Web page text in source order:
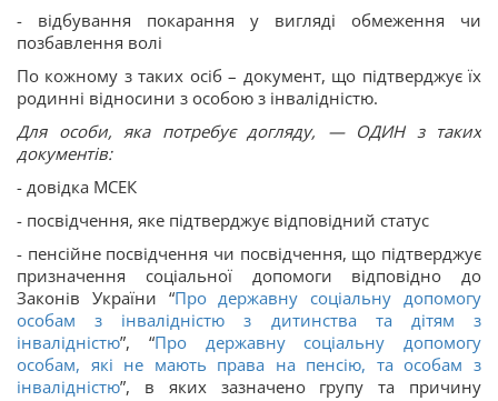
- відбування покарання у вигляді обмеження чи
позбавлення волі
По кожному з таких осіб – документ, що підтверджує їх
родинні відносини з особою з інвалідністю.
Для особи, яка потребує догляду, — ОДИН з таких
документів:
- довідка МСЕК
- посвідчення, яке підтверджує відповідний статус
- пенсійне посвідчення чи посвідчення, що підтверджує
призначення соціальної допомоги відповідно до
Законів України “Про державну соціальну допомогу
особам з інвалідністю з дитинства та дітям з
інвалідністю”, “Про державну соціальну допомогу
особам, які не мають права на пенсію, та особам з
інвалідністю”, в яких зазначено групу та причину